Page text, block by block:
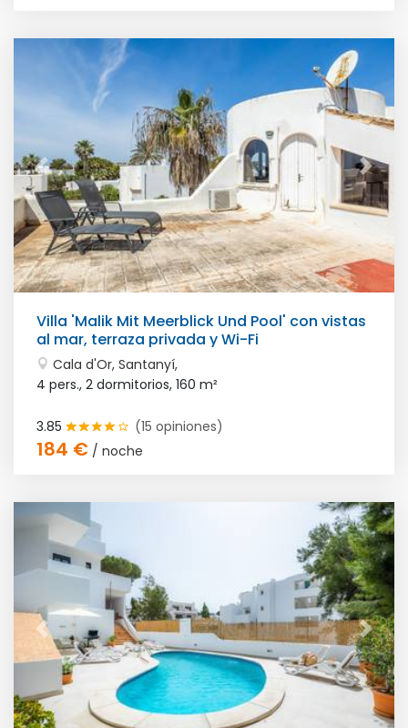
Villa 'Malik Mit Meerblick Und Pool' con vistas
al mar, terraza privada y Wi-Fi
Cala d'Or, Santanyí,
4 pers., 2 dormitorios, 160 m²
3.85 (15 opiniones)
184 € / noche